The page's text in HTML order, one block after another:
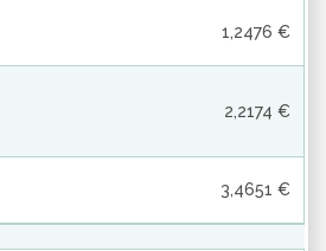
1,2476 €
2,2174 €
3,4651 €